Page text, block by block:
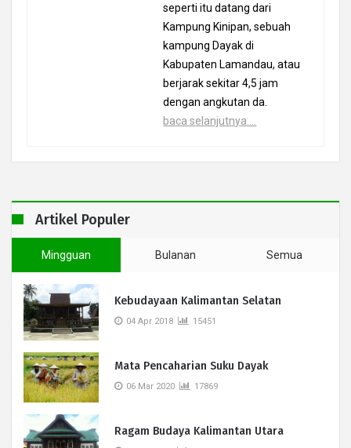
seperti itu datang dari
Kampung Kinipan, sebuah
kampung Dayak di
Kabupaten Lamandau, atau
berjarak sekitar 4,5 jam
dengan angkutan da.
baca selanjutnya....
Artikel Populer
Mingguan Bulanan Semua
Kebudayaan Kalimantan Selatan
04 Apr 2018 15451
Mata Pencaharian Suku Dayak
06 Mar 2020 17869
Ragam Budaya Kalimantan Utara